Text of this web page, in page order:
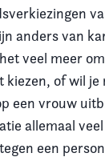
anders van
veel meer
of wil je
een vrouw
allemaal
een